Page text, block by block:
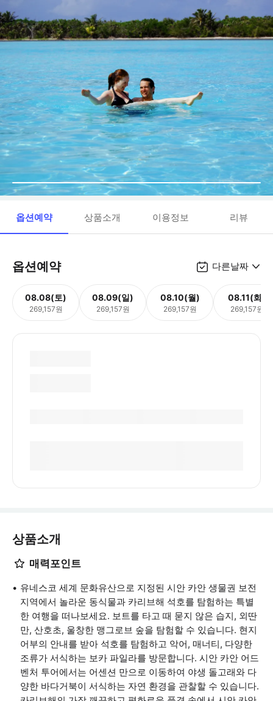
옵션예약 상품소개 이용정보 리뷰
옵션예약 다른날짜
08.08(토)
269,157원
08.09(일)
269,157원
08.10(월)
269,157원
08.11(화)
269,157원
상품소개
매력포인트
유네스코 세계 문화유산으로 지정된 시안 카안 생물권 보전
지역에서 놀라운 동식물과 카리브해 석호를 탐험하는 특별
한 여행을 떠나보세요. 보트를 타고 때 묻지 않은 습지, 외딴
만, 산호초, 울창한 맹그로브 숲을 탐험할 수 있습니다. 현지
어부의 안내를 받아 석호를 탐험하고 악어, 매너티, 다양한
조류가 서식하는 보카 파일라를 방문합니다. 시안 카안 어드
벤처 투어에서는 어센션 만으로 이동하여 야생 돌고래와 다
양한 바다거북이 서식하는 자연 환경을 관찰할 수 있습니다.